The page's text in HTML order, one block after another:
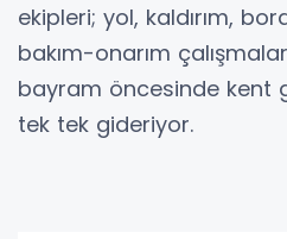
ekipleri; yol, kaldırım,
bakım-onarım
bayram öncesinde kent
tek tek gideriyor.